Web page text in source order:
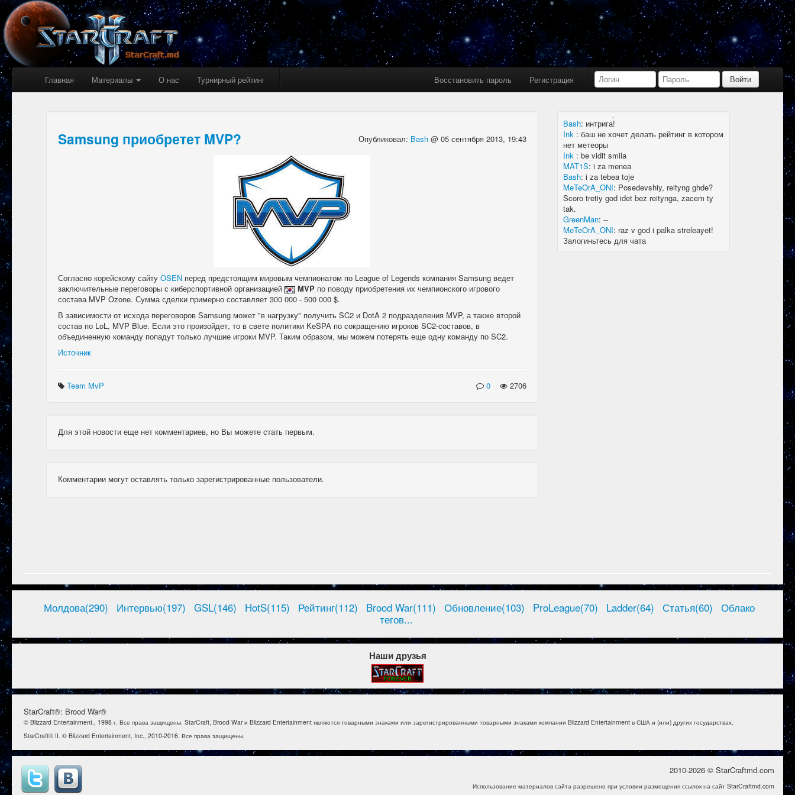
Главная Материалы О нас Турнирный рейтинг Восстановить пароль Регистрация
Samsung приобретет MVP? Опубликовал: Bash @ 05 сентября 2013, 19:43
Согласно корейскому сайту OSENперед предстоящим мировым чемпионатом по League of Legends компания Samsung ведет
заключительные переговоры с киберспортивной организацией
MVP по поводу приобретения их чемпионского игрового
состава MVP Ozone. Сумма сделки примерно составляет 300 000 - 500 000 $.
В зависимости от исхода переговоров Samsung может "в нагрузку" получить SC2 и DotA 2 подразделения MVP, а также второй
состав по LoL, MVP Blue. Если это произойдет, то в свете политики KeSPA по сокращению игроков SC2-составов, в
объединенную команду попадут только лучшие игроки MVP. Таким образом, мы можем потерять еще одну команду по SC2.
Источник
Team MvP 0 2706
Для этой новости еще нет комментариев, но Вы можете стать первым.
Комментарии могут оставлять только зарегистрированные пользователи.
Bash : limboid, заходил бы в Дискорд не
пропустил бы.
Ink
limboid, сейчас как бы всё сообщество
в дискорде, там всегда инфа самая
актуальная
k7.Gladiator : yoyo
Ink:yoyo
MAT1S
гладиатор = бв нагибатор?
Ink:на 20 лей игратор
Bash: интрига!
Ink :баш не хочет делать рейтинг в котором
нет метеоры
Ink :be vidit smila
MAT1S:i za menea
Bash:i za tebea toje
MeTeOrA_ONI: Posedevshiy, reityng ghde?
Scoro tretiy god idet bez reitynga, zacem ty
tak.
GreenMan:--
MeTeOrA_ONI: raz v god i palka streleayet!
Залогиньтесь для чата
Молдова(290) Интервью(197) GSL(146) HotS(115) Рейтинг(112) Brood War(111) Обновление(103) ProLeague(70) Ladder(64) Статья(60)
Облако
тегов...
Наши друзья
StarCraft®: Brood War®
© Blizzard Entertainment., 1998 г. Все права защищены. StarCraft, Brood War и Blizzard Entertainment являются товарными знаками или зарегистрированными товарными знаками компании Blizzard Entertainment в США и (или) других государствах.
StarCraft® II. © Blizzard Entertainment, Inc., 2010-2016. Все права защищены.
2010-2026 © StarCraftmd.com
Использование материалов сайта разрешено при условии размещения ссылок на сайт StarCraftmd.com